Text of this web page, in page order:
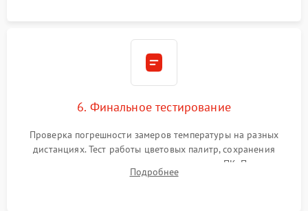
6. Финальное тестирование
Проверка погрешности замеров температуры на разных
дистанциях. Тест работы цветовых палитр, сохранения
термограмм в память и передачи данных на ПК. Проверка
автономности работы и итоговый контроль качества.
Подробнее